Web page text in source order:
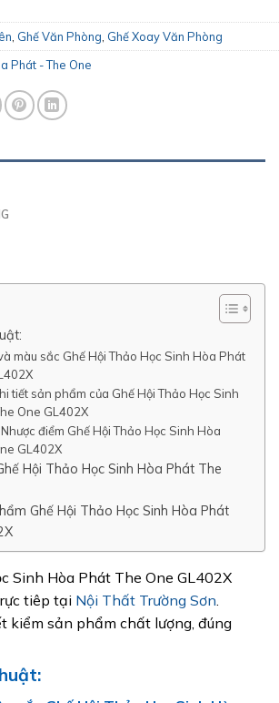
, Ghế Văn Phòng, Ghế Xoay Văn Phòng
Phát - The One
màu sắc Ghế Hội Thảo Học Sinh Hòa Phát
tiết sản phẩm của Ghế Hội Thảo Học Sinh
One GL402X
điểm Ghế Hội Thảo Học Sinh Hòa
GL402X
Hội Thảo Học Sinh Hòa Phát The
Ghế Hội Thảo Học Sinh Hòa Phát
Sinh Hòa Phát The One GL402X
tiêp tại Nội Thất Trường Sơn.
kiểm sản phẩm chất lượng, đúng